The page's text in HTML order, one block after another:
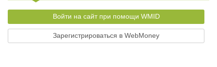
Войти на сайт при помощи WMID
Зарегистрироваться в WebMoney